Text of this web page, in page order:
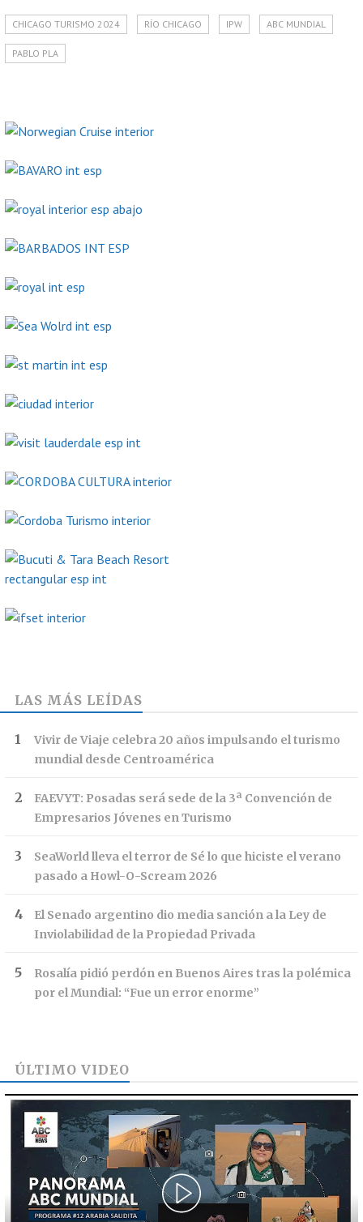
CHICAGO TURISMO 2024 RÍO CHICAGO IPW ABC MUNDIAL
PABLO PLA
LAS MÁS LEÍDAS
Vivir de Viaje celebra 20 años impulsando el turismo
mundial desde Centroamérica
FAEVYT: Posadas será sede de la 3ª Convención de
Empresarios Jóvenes en Turismo
SeaWorld lleva el terror de Sé lo que hiciste el verano
pasado a Howl-O-Scream 2026
El Senado argentino dio media sanción a la Ley de
Inviolabilidad de la Propiedad Privada
Rosalía pidió perdón en Buenos Aires tras la polémica
por el Mundial: “Fue un error enorme”
ÚLTIMO VIDEO